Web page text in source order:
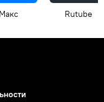
Макс Rutube